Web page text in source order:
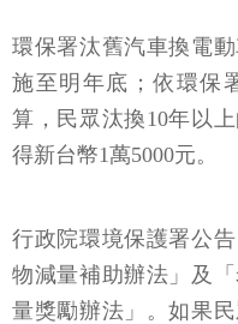
環保署汰舊汽車換電
施至明年底；依環保
算，民眾汰換10年以
得新台幣1萬5000元。
行政院環境保護署公
物減量補助辦法」及
量獎勵辦法」。如果